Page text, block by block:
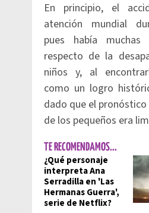
En principio, el
atención mundial
pues había muchas
respecto de la
niños y, al
como un logro
dado que el pronóstico
de los pequeños era
TE RECOMENDAMOS...
¿Qué personaje
interpreta Ana
Serradilla en 'Las
Hermanas Guerra',
serie de Netflix?